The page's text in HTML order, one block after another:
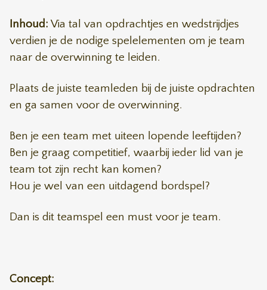
Inhoud: Via tal van opdrachtjes en wedstrijdjes
verdien je de nodige spelelementen om je team
naar de overwinning te leiden.
Plaats de juiste teamleden bij de juiste opdrachten
en ga samen voor de overwinning.
Ben je een team met uiteen lopende leeftijden?
Ben je graag competitief, waarbij ieder lid van je
team tot zijn recht kan komen?
Hou je wel van een uitdagend bordspel?
Dan is dit teamspel een must voor je team.
Concept: